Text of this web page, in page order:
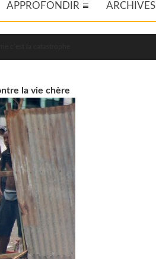
APPROFONDIR ARCHIVES
la vie chère